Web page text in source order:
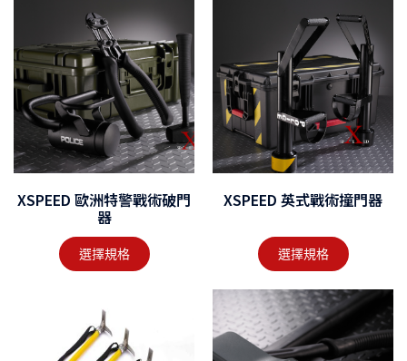
XSPEED 歐洲特警戰術破門
器
選擇規格
XSPEED 英式戰術撞門器
選擇規格